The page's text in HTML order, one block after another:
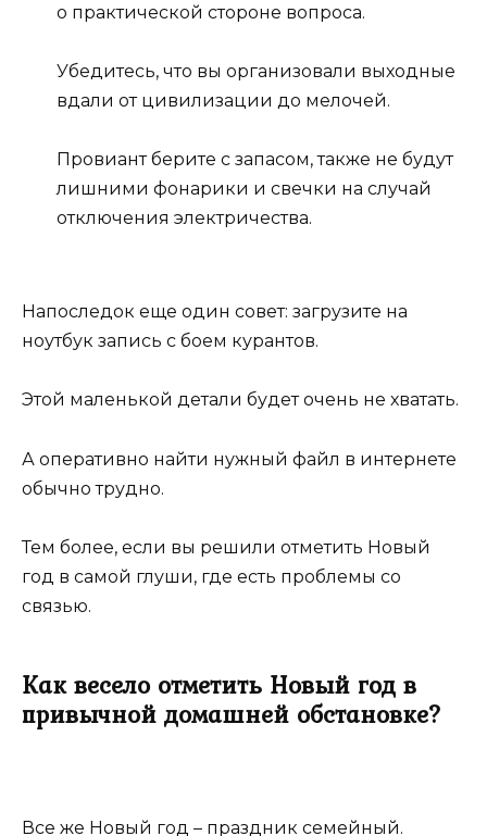
о практической стороне вопроса.
Убедитесь, что вы организовали выходные
вдали от цивилизации до мелочей.
Провиант берите с запасом, также не будут
лишними фонарики и свечки на случай
отключения электричества.
Напоследок еще один совет: загрузите на
ноутбук запись с боем курантов.
Этой маленькой детали будет очень не хватать.
А оперативно найти нужный файл в интернете
обычно трудно.
Тем более, если вы решили отметить Новый
год в самой глуши, где есть проблемы со
связью.
Как весело отметить Новый год в
привычной домашней обстановке?
Все же Новый год – праздник семейный.